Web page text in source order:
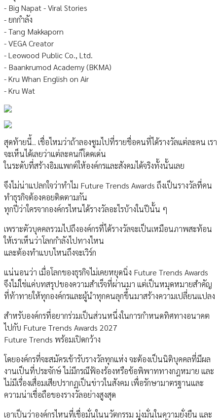
- Big Napat - Viral Stories
- ยกกำลัง
- Tang Makkaporn
- VEGA Creator
- Leowood Public Co., Ltd.
- Baankrumod Academy (BKMA)
- Kru Whan English on Air
- Kru Wat
สุดท้ายนี้.. เชื่อไหมว่าถ้าลองซูมไปที่รายชื่อคนที่ได้รางวัลแต่ละคน เรา
จะเห็นได้เลยว่าแต่ละคนก็โดดเด่น
ในระดับที่สร้างอิมแพกต์ให้องค์กรและสังคมได้จริงทั้งนั้นเลย
จึงไม่น่าแปลกใจว่าทำไม Future Trends Awards ถึงเป็นรางวัลที่คน
ทำธุรกิจต้องคอยติดตามกัน
ทุกปีว่าใครจากองค์กรไหนได้รางวัลอะไรบ้างในปีนั้น ๆ
เพราะตัวบุคคลรวมไปถึงองค์กรที่ได้รางวัลจะเป็นเหมือนภาพสะท้อน
ให้เราเห็นว่าโลกกำลังไปทางไหน
และต้องทำแบบไหนถึงจะเวิร์ก
แน่นอนว่า เมื่อโลกของธุรกิจไม่เคยหยุดนิ่ง Future Trends Awards
จึงไม่ใช่แค่บทสรุปของความสำเร็จที่ผ่านมา แต่เป็นหมุดหมายสำคัญ
ที่ท้าทายให้ทุกองค์กรและผู้นำทุกคนลุกขึ้นมาสร้างความเปลี่ยนแปลง
สำหรับองค์กรที่อยากร่วมเป็นส่วนหนึ่งในการกำหนดทิศทางอนาคต
ไปกับ Future Trends Awards 2027
Future Trends พร้อมเปิดกว้าง
โดยองค์กรที่จะสมัครเข้ารับรางวัลทุกแห่ง จะต้องเป็นนิติบุคคลที่มีผล
งานเป็นที่ประจักษ์ ไม่มีกรณีฟ้องร้องหรือข้อพิพาททางกฎหมาย และ
ไม่มีเรื่องเสื่อมเสียปรากฏเป็นข่าวในสังคม เพื่อรักษามาตรฐานและ
ความน่าเชื่อถือของรางวัลอย่างสูงสุด
เอาเป็นว่าองค์กรไหนที่เชื่อมั่นในนวัตกรรม มุ่งมั่นในความยั่งยืน และ